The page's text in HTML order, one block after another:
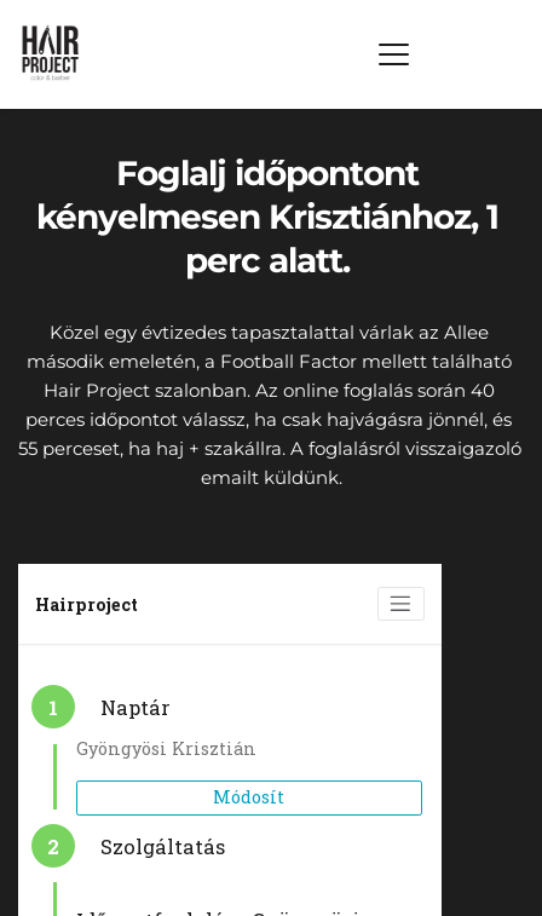
Foglalj időpontont
kényelmesen Krisztiánhoz, 1
perc alatt.
Közel egy évtizedes tapasztalattal várlak az Allee
második emeletén, a Football Factor mellett található
Hair Project szalonban. Az online foglalás során 40
perces időpontot válassz, ha csak hajvágásra jönnél, és
55 perceset, ha haj + szakállra. A foglalásról visszaigazoló
emailt küldünk.